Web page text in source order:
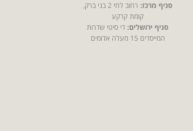
סניף מרכז:
רחוב לחי 2 בני ברק,
קומת קרקע
סניף ירושלים: די סיטי שדרות
המייסדים 15 מעלה אדומים